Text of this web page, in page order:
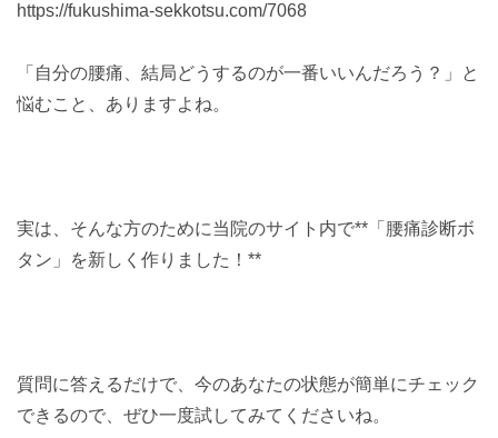
https://fukushima-sekkotsu.com/7068
「自分の腰痛、結局どうするのが一番いいんだろう？」と
悩むこと、ありますよね。
実は、そんな方のために当院のサイト内で**「腰痛診断ボ
タン」を新しく作りました！**
質問に答えるだけで、今のあなたの状態が簡単にチェック
できるので、ぜひ一度試してみてくださいね。